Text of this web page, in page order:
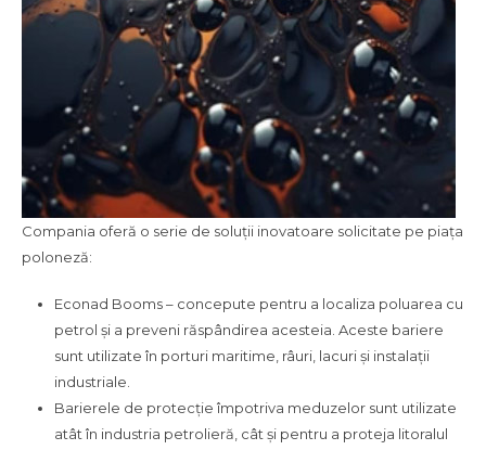
Compania oferă o serie de soluții inovatoare solicitate pe piața
poloneză:
Econad Booms – concepute pentru a localiza poluarea cu
petrol și a preveni răspândirea acesteia. Aceste bariere
sunt utilizate în porturi maritime, râuri, lacuri și instalații
industriale.
Barierele de protecție împotriva meduzelor sunt utilizate
atât în industria petrolieră, cât și pentru a proteja litoralul